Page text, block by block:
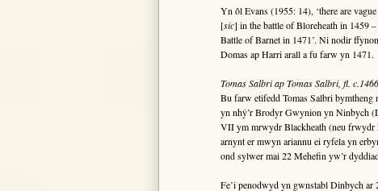
Yn ôl Evans (1955: 14), ‘there are
[sic] in the battle of Bloreheath in 1459
Battle of Barnet in 1471’. Ni nodir
Domas ap Harri arall a fu farw yn 1471.
Tomas Salbri ap Tomas Salbri, fl.
Bu farw etifedd Tomas Salbri
yn nhŷ’r Brodyr Gwynion yn Ninbych
VII ym mrwydr Blackheath (neu frwydr
arnynt er mwyn ariannu ei ryfela yn
ond sylwer mai 22 Mehefin yw’r
Fe’i penodwyd yn gwnstabl Dinbych